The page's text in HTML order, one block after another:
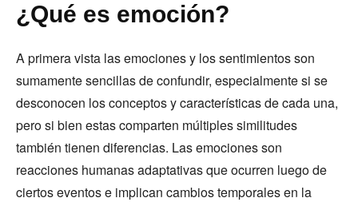
¿Qué es emoción?
A primera vista las emociones y los sentimientos son
sumamente sencillas de confundir, especialmente si se
desconocen los conceptos y características de cada una,
pero si bien estas comparten múltiples similitudes
también tienen diferencias. Las emociones son
reacciones humanas adaptativas que ocurren luego de
ciertos eventos e implican cambios temporales en la